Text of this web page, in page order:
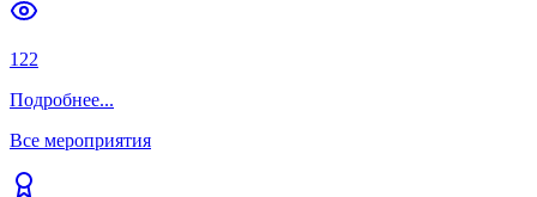
122
Подробнее...
Все мероприятия